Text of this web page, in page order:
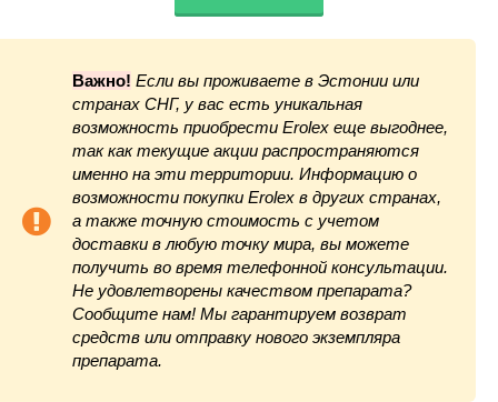
Важно! Если вы проживаете в Эстонии или
странах СНГ, у вас есть уникальная
возможность приобрести Erolex еще выгоднее,
так как текущие акции распространяются
именно на эти территории. Информацию о
возможности покупки Erolex в других странах,
а также точную стоимость с учетом
доставки в любую точку мира, вы можете
получить во время телефонной консультации.
Не удовлетворены качеством препарата?
Сообщите нам! Мы гарантируем возврат
средств или отправку нового экземпляра
препарата.